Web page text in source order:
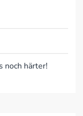
noch härter!